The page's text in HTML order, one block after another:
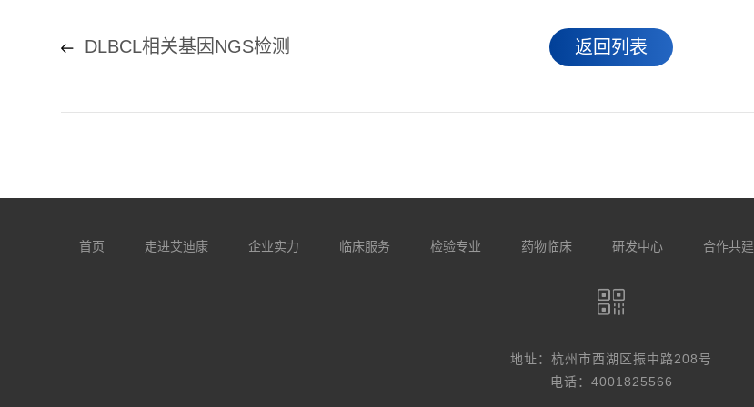
DLBCL相关基因NGS检测 返回列表
首页 走进艾迪康 企业实力 临床服务 检验专业 药物临床 研发中心 合作共建
地址：杭州市西湖区振中路208号
电话：4001825566